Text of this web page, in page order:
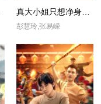
真大小姐只想净身出户
彭慧玲,张易嵘